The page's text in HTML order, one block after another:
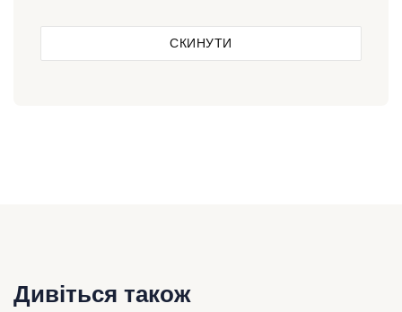
СКИНУТИ
Дивіться також